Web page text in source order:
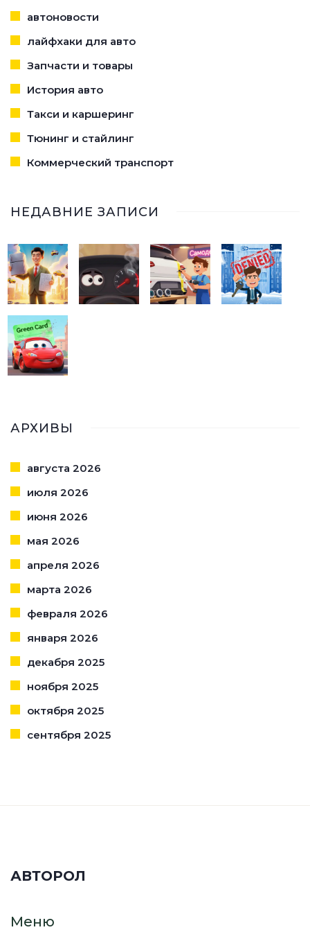
автоновости
лайфхаки для авто
Запчасти и товары
История авто
Такси и каршеринг
Тюнинг и стайлинг
Коммерческий транспорт
НЕДАВНИЕ ЗАПИСИ
АРХИВЫ
августа 2026
июля 2026
июня 2026
мая 2026
апреля 2026
марта 2026
февраля 2026
января 2026
декабря 2025
ноября 2025
октября 2025
сентября 2025
АВТОРОЛ
Меню